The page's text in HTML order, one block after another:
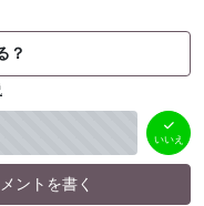
？
いいえ
（ 0件）
いいえ
ントを書く